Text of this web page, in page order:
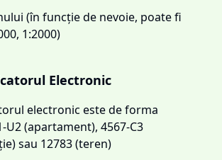
(în funcție de nevoie, poate fi
1:2000)
Electronic
electronic este de forma
U2 (apartament), 4567-C3
sau 12783 (teren)